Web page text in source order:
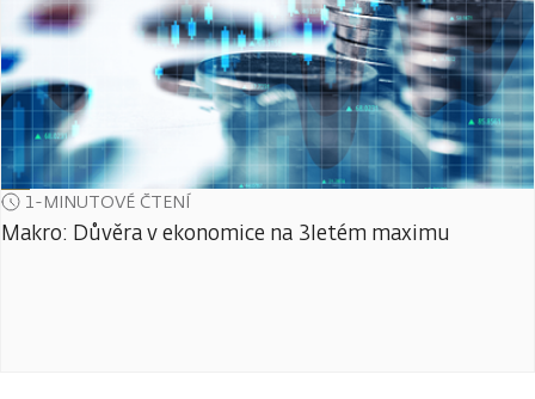
1-MINUTOVÉ ČTENÍ
Makro: Důvěra v ekonomice na 3letém maximu